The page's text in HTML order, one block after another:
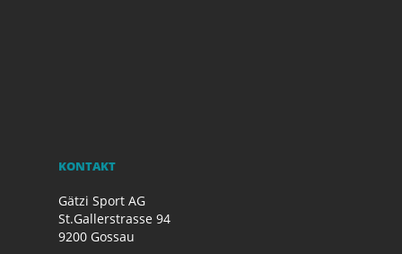
KONTAKT
Gätzi Sport AG
St.Gallerstrasse 94
9200 Gossau